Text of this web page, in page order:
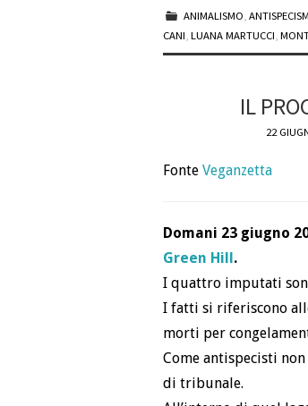
ANIMALISMO,
CANI, LUANA MARTUCCI,
IL
22
Fonte Veganzetta
Domani 23 giugno
Green Hill.
I quattro imputati
I fatti si riferiscono
morti per
Come antispecisti
di tribunale.